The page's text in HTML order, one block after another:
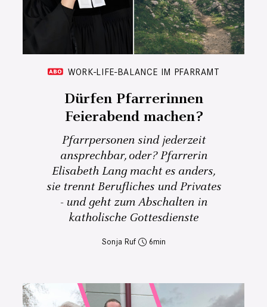
WORK-LIFE-BALANCE IM PFARRAMT
Dürfen Pfarrerinnen
Feierabend machen?
Pfarrpersonen sind jederzeit
ansprechbar, oder? Pfarrerin
Elisabeth Lang macht es anders,
sie trennt Berufliches und Privates
- und geht zum Abschalten in
katholische Gottesdienste
Sonja Ruf 6